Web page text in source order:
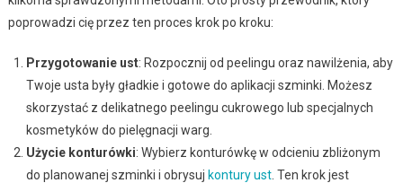
poprowadzi cię przez ten proces krok po kroku:
Przygotowanie ust: Rozpocznij od peelingu oraz nawilżenia, aby
Twoje usta były gładkie i gotowe do aplikacji szminki. Możesz
skorzystać z delikatnego peelingu cukrowego lub specjalnych
kosmetyków do pielęgnacji warg.
Użycie konturówki: Wybierz konturówkę w odcieniu zbliżonym
do planowanej szminki i obrysuj kontury ust. Ten krok jest